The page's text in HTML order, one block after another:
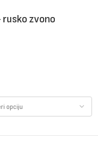
zvono